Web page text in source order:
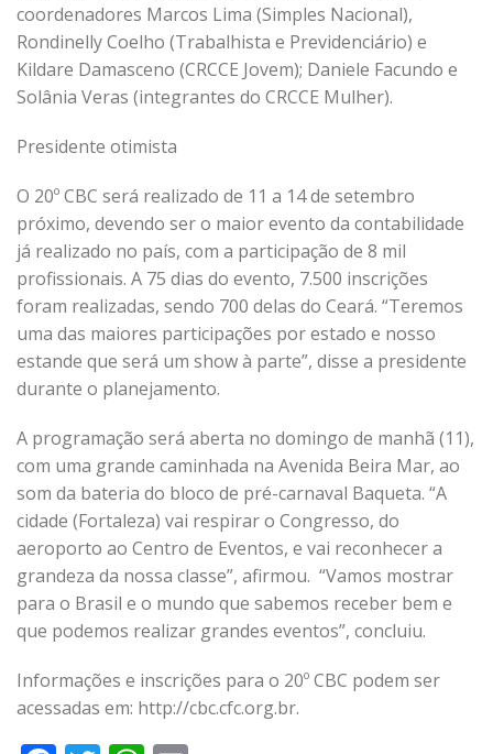
coordenadores Marcos Lima (Simples Nacional),
Rondinelly Coelho (Trabalhista e Previdenciário) e
Kildare Damasceno (CRCCE Jovem); Daniele Facundo e
Solânia Veras (integrantes do CRCCE Mulher).
Presidente otimista
O 20º CBC será realizado de 11 a 14 de setembro
próximo, devendo ser o maior evento da contabilidade
já realizado no país, com a participação de 8 mil
profissionais. A 75 dias do evento, 7.500 inscrições
foram realizadas, sendo 700 delas do Ceará. “Teremos
uma das maiores participações por estado e nosso
estande que será um show à parte”, disse a presidente
durante o planejamento.
A programação será aberta no domingo de manhã (11),
com uma grande caminhada na Avenida Beira Mar, ao
som da bateria do bloco de pré-carnaval Baqueta. “A
cidade (Fortaleza) vai respirar o Congresso, do
aeroporto ao Centro de Eventos, e vai reconhecer a
grandeza da nossa classe”, afirmou. “Vamos mostrar
para o Brasil e o mundo que sabemos receber bem e
que podemos realizar grandes eventos”, concluiu.
Informações e inscrições para o 20º CBC podem ser
acessadas em: http://cbc.cfc.org.br.